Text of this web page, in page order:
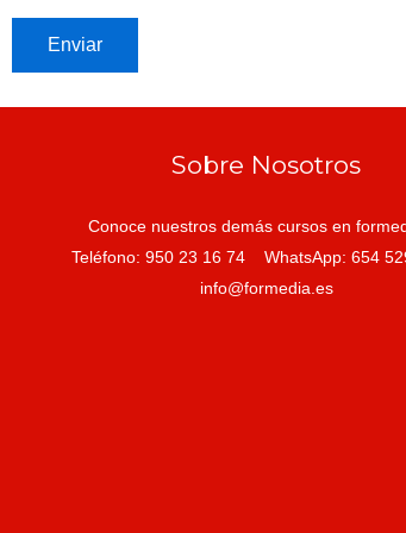
Sobre Nosotros
Conoce nuestros demás cursos en
Teléfono: 950 23 16 74 WhatsApp: 654
info@formedia.es